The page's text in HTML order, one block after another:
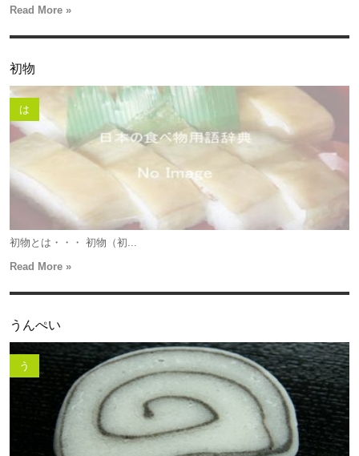
Read More »
初物
は
初物とは・・・ 初物（初...
Read More »
うんぺい
う